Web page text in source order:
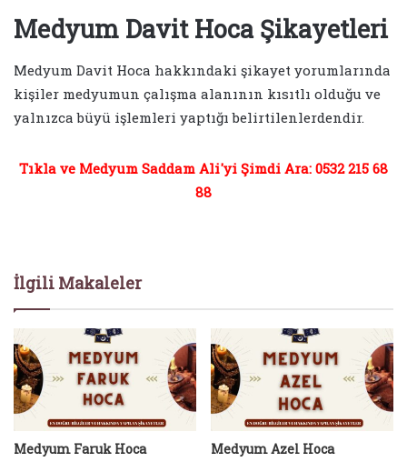
Medyum Davit Hoca Şikayetleri
Medyum Davit Hoca hakkındaki şikayet yorumlarında
kişiler medyumun çalışma alanının kısıtlı olduğu ve
yalnızca büyü işlemleri yaptığı belirtilenlerdendir.
Tıkla ve Medyum Saddam Ali'yi Şimdi Ara: 0532 215 68
88
İlgili Makaleler
Medyum Faruk Hoca Medyum Azel Hoca